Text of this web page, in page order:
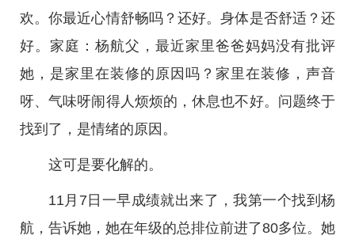
欢。你最近心情舒畅吗？还好。身体是否舒适？还
好。家庭：杨航父，最近家里爸爸妈妈没有批评
她，是家里在装修的原因吗？家里在装修，声音
呀、气味呀闹得人烦烦的，休息也不好。问题终于
找到了，是情绪的原因。
这可是要化解的。
11月7日一早成绩就出来了，我第一个找到杨
航，告诉她，她在年级的总排位前进了80多位。她